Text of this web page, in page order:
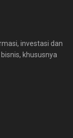
investasi dan
khususnya